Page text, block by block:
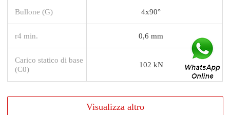
Bullone (G) 4x90°
r4 min. 0,6 mm
Carico statico di base
(C0)
102 kN
Visualizza altro